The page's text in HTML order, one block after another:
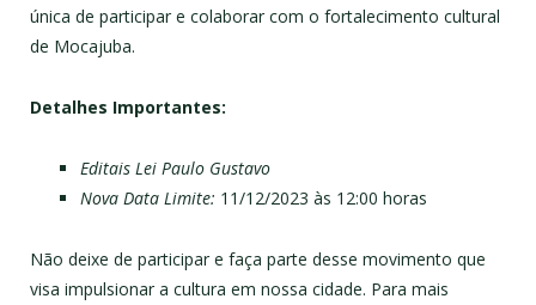
única de participar e colaborar com o fortalecimento cultural
de Mocajuba.
Detalhes Importantes:
Editais Lei Paulo Gustavo
Nova Data Limite: 11/12/2023 às 12:00 horas
Não deixe de participar e faça parte desse movimento que
visa impulsionar a cultura em nossa cidade. Para mais